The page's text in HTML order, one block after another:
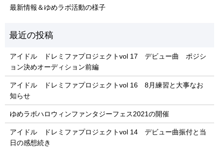
最新情報＆ゆめラボ活動の様子
アイドル ドレミファプロジェクトvol 17 デビュー曲 ポジシ
ョン決めオーディション前編
アイドル ドレミファプロジェクトvol 16 8月練習と大事なお
知らせ
ゆめラボハロウィンファンタジーフェス2021の開催
アイドル ドレミファプロジェクトvol 14 デビュー曲振付と当
日の感想続き